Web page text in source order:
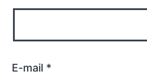
E-mail *